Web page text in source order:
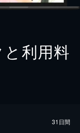
利用料
31日間